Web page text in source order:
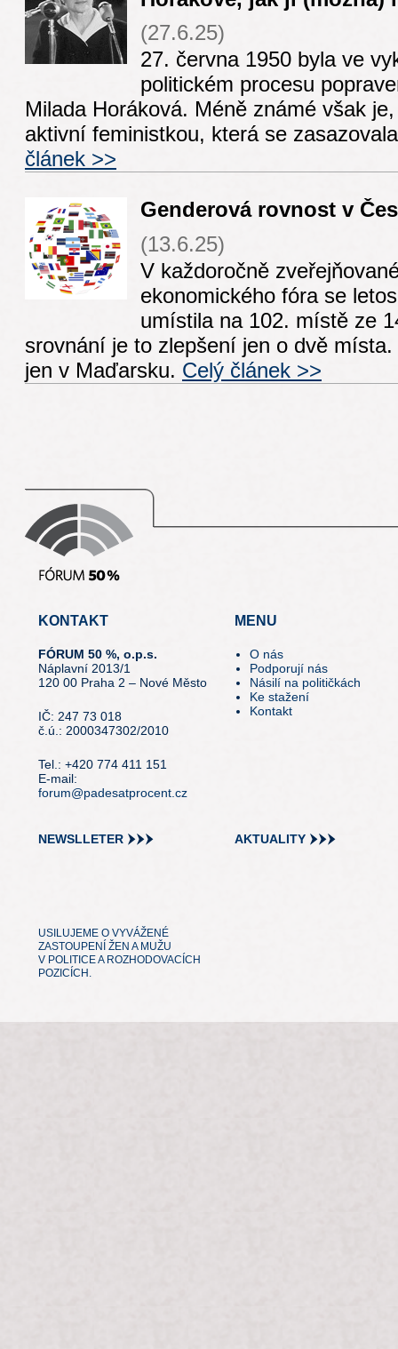
(27.6.25)
27. června 1950 byla ve
politickém procesu
Milada Horáková. Méně známé však
aktivní feministkou, která se
článek >>
Genderová rovnost v
(13.6.25)
V každoročně
ekonomického fóra se
umístila na 102. místě ze
srovnání je to zlepšení jen o dvě
jen v Maďarsku. Celý článek >>
KONTAKT
FÓRUM 50 %, o.p.s.
Náplavní 2013/1
120 00 Praha 2 – Nové Město
IČ: 247 73 018
č.ú.: 2000347302/2010
Tel.: +420 774 411 151
E-mail:
forum@padesatprocent.cz
MENU
O nás
Podporují nás
Násilí na političkách
Ke stažení
Kontakt
NEWSLLETER AKTUALITY
USILUJEME O VYVÁŽENÉ
ZASTOUPENÍ ŽEN A MUŽU
V POLITICE A ROZHODOVACÍCH
POZICÍCH.